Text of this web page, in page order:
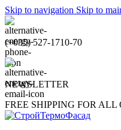
Skip to navigation Skip to
(+035) 527-1710-70
NEWSLETTER
FREE SHIPPING FOR ALL